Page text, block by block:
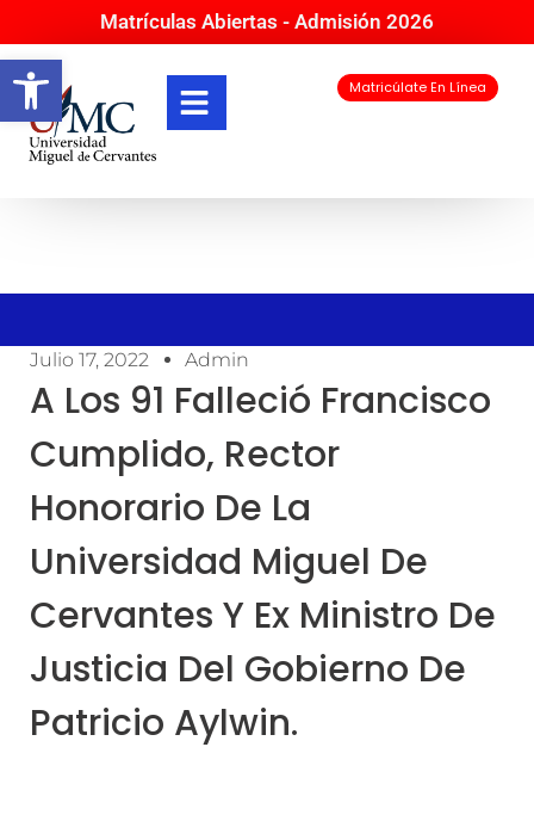
Abrir barra de herramientas
Matrículas Abiertas - Admisión 2026
Matricúlate En Línea
Julio 17, 2022 Admin
A Los 91 Falleció Francisco
Cumplido, Rector
Honorario De La
Universidad Miguel De
Cervantes Y Ex Ministro De
Justicia Del Gobierno De
Patricio Aylwin.